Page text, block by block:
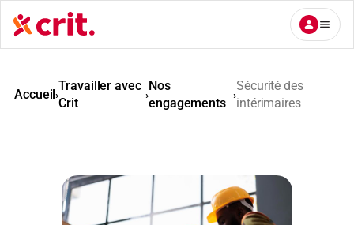
Aller
au
contenu
Accueil›
Travailler avec
Crit
›
Nos
engagements
›
Sécurité des
intérimaires